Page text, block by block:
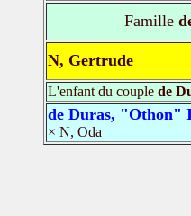
Famille
N, Gertrude
L'enfant du couple de
de Duras, "Othon"
× N, Oda